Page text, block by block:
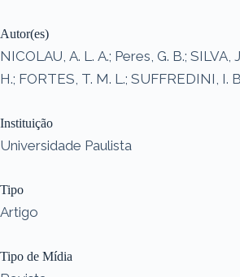
Autor(es)
NICOLAU, A. L. A.; Peres, G. B.; SILVA,
H.; FORTES, T. M. L.; SUFFREDINI, I.
Instituição
Universidade Paulista
Tipo
Artigo
Tipo de Mídia